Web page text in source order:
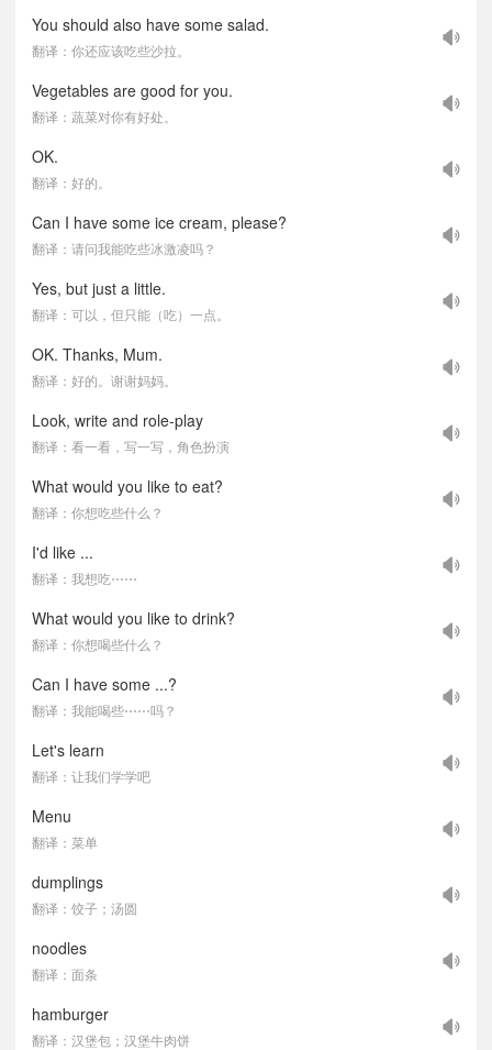
You should also have some salad.
翻译：你还应该吃些沙拉。
Vegetables are good for you.
翻译：蔬菜对你有好处。
OK.
翻译：好的。
Can I have some ice cream, please?
翻译：请问我能吃些冰激凌吗？
Yes, but just a little.
翻译：可以，但只能（吃）一点。
OK. Thanks, Mum.
翻译：好的。谢谢妈妈。
Look, write and role-play
翻译：看一看，写一写，角色扮演
What would you like to eat?
翻译：你想吃些什么？
I'd like ...
翻译：我想吃⋯⋯
What would you like to drink?
翻译：你想喝些什么？
Can I have some ...?
翻译：我能喝些⋯⋯吗？
Let's learn
翻译：让我们学学吧
Menu
翻译：菜单
dumplings
翻译：饺子；汤圆
noodles
翻译：面条
hamburger
翻译：汉堡包；汉堡牛肉饼